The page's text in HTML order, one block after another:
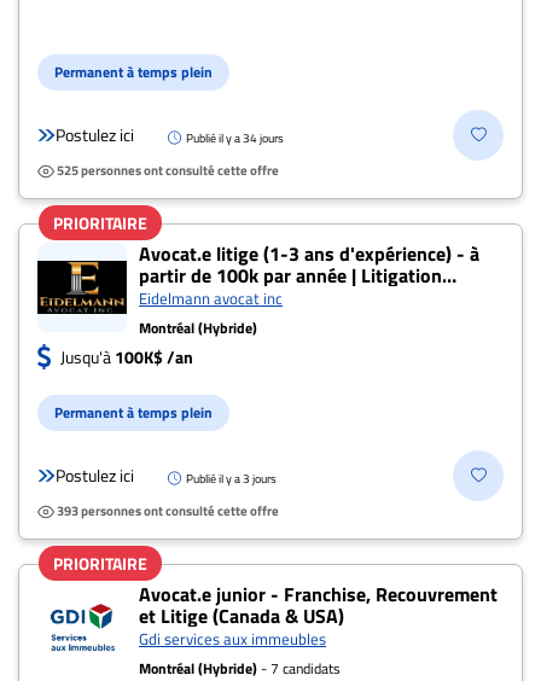
Permanent à temps plein
Postulez ici Publié il y a 34 jours
525 personnes ont consulté cette offre
PRIORITAIRE
Avocat.e litige (1-3 ans d'expérience) - à
partir de 100k par année | Litigation
Attorney (1-3 years of experience) - from
100k per year
Eidelmann avocat inc
Montréal (Hybride)
Jusqu'à100K$ /an
Permanent à temps plein
Postulez ici Publié il y a 3 jours
393 personnes ont consulté cette offre
PRIORITAIRE
Avocat.e junior - Franchise, Recouvrement
et Litige (Canada & USA)
Gdi services aux immeubles
Montréal (Hybride)- 7 candidats